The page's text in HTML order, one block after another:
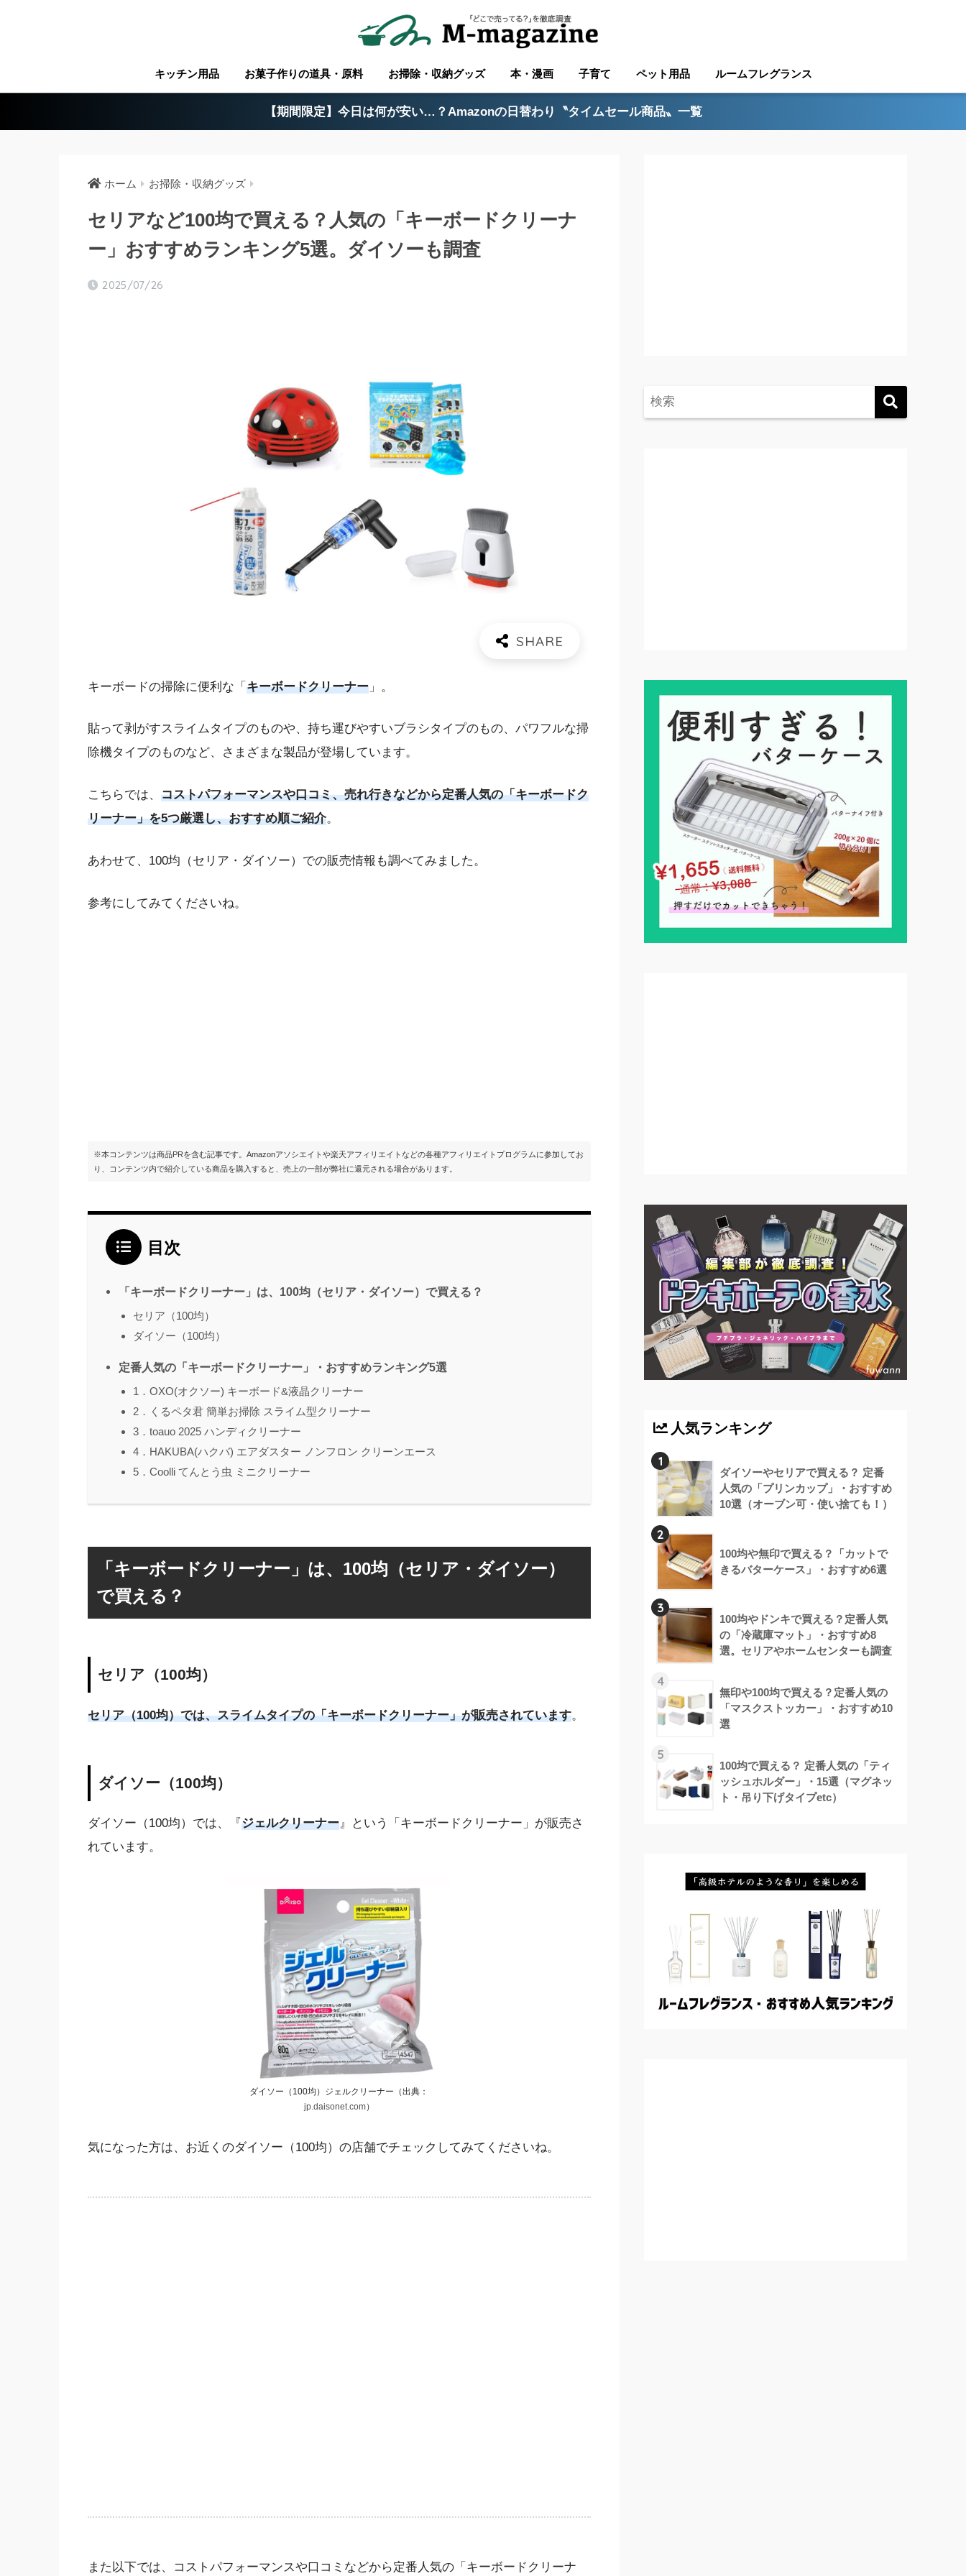
キッチン用品 お菓子作りの道具・原料 お掃除・収納グッズ 本・漫画 子育て ペット用品 ルームフレグランス
【期間限定】今日は何が安い…？Amazonの日替わり〝タイムセール商品〟一覧
ホーム お掃除・収納グッズ
セリアなど100均で買える？人気の「キーボードクリーナ
ー」おすすめランキング5選。ダイソーも調査
2025/07/26
キーボードの掃除に便利な「 キーボードクリーナー 」。
貼って剥がすスライムタイプのものや、持ち運びやすいブラシタイプのもの、パワフルな掃
除機タイプのものなど、さまざまな製品が登場しています。
こちらでは、 コストパフォーマンスや口コミ、売れ行きなどから定番人気の「キーボードク
リーナー」を5つ厳選し、おすすめ順ご紹介。
あわせて、100均（セリア・ダイソー）での販売情報も調べてみました。
参考にしてみてくださいね。
※本コンテンツは商品PRを含む記事です。Amazonアソシエイトや楽天アフィリエイトなどの各種アフィリエイトプログラムに参加してお
り、コンテンツ内で紹介している商品を購入すると、売上の一部が弊社に還元される場合があります。
目次
「キーボードクリーナー」は、100均（セリア・ダイソー）で買える？
セリア（100均）
ダイソー（100均）
定番人気の「キーボードクリーナー」・おすすめランキング5選
1．OXO(オクソー) キーボード&液晶クリーナー
2．くるペタ君 簡単お掃除 スライム型クリーナー
3．toauo 2025 ハンディクリーナー
4．HAKUBA(ハクバ) エアダスター ノンフロン クリーンエース
5．Coolli てんとう虫 ミニクリーナー
「キーボードクリーナー」は、100均（セリア・ダイソー）
で買える？
セリア（100均）
セリア（100均）では、スライムタイプの「キーボードクリーナー」が販売されています。
ダイソー（100均）
ダイソー（100均）では、『ジェルクリーナー』という「キーボードクリーナー」が販売さ
れています。
ダイソー（100均）ジェルクリーナー（出典：
jp.daisonet.com）
気になった方は、お近くのダイソー（100均）の店舗でチェックしてみてくださいね。
また以下では、コストパフォーマンスや口コミなどから定番人気の「キーボードクリーナ
人気ランキング
1
ダイソーやセリアで買える？ 定番
人気の「プリンカップ」・おすすめ
10選（オーブン可・使い捨ても！）
2
100均や無印で買える？「カットで
きるバターケース」・おすすめ6選
3
100均やドンキで買える？定番人気
の「冷蔵庫マット」・おすすめ8
選。セリアやホームセンターも調査
4
無印や100均で買える？定番人気の
「マスクストッカー」・おすすめ10
選
5
100均で買える？ 定番人気の「ティ
ッシュホルダー」・15選（マグネッ
ト・吊り下げタイプetc）